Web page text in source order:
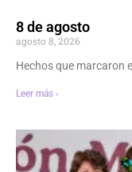
8 de agosto
agosto 8, 2026
Hechos que marcaron
Leer más ›